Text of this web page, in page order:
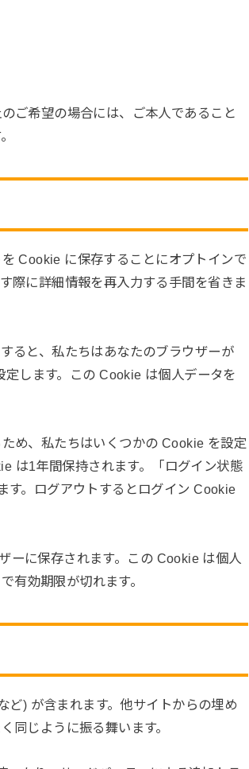
ご希望の場合には、ご本人であること
Cookie に保存することにオプトインで
際に詳細情報を再入力する手間を省きま
ると、私たちはあなたのブラウザーが
します。この Cookie は個人データを
め、私たちはいくつかの Cookie を設定
は1年間保持されます。「ログイン状態
す。ログアウトするとログイン Cookie
ーに保存されます。この Cookie は個人
有効期限が切れます。
ど) が含まれます。他サイトからの埋め
同じように振る舞います。